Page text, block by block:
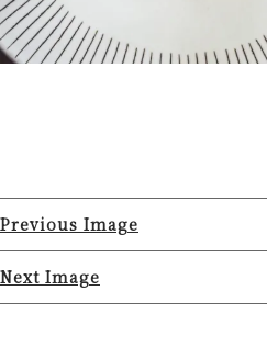
Previous Image
Next Image